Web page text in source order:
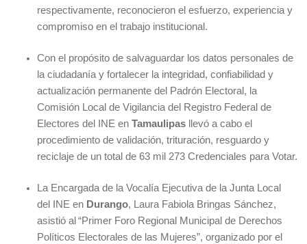
respectivamente, reconocieron el esfuerzo, experiencia y
compromiso en el trabajo institucional.
Con el propósito de salvaguardar los datos personales de
la ciudadanía y fortalecer la integridad, confiabilidad y
actualización permanente del Padrón Electoral, la
Comisión Local de Vigilancia del Registro Federal de
Electores del INE en Tamaulipasllevó a cabo el
procedimiento de validación, trituración, resguardo y
reciclaje de un total de 63 mil 273 Credenciales para Votar.
La Encargada de la Vocalía Ejecutiva de la Junta Local
del INE en Durango, Laura Fabiola Bringas Sánchez,
asistió al “Primer Foro Regional Municipal de Derechos
Políticos Electorales de las Mujeres”, organizado por el